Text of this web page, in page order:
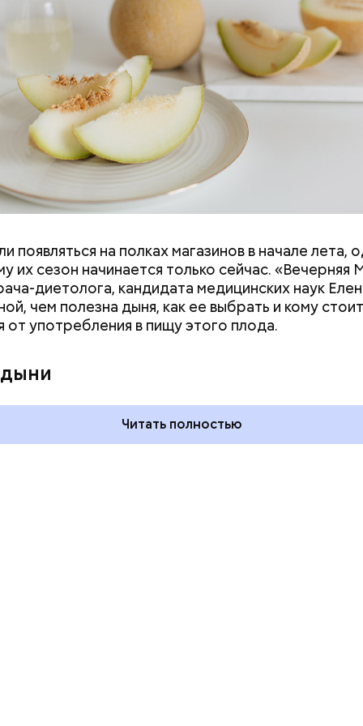
день
какие
в России
отмечают в России и мире 5
августа
появляться на полках магазинов в начале лета,
их сезон начинается только сейчас. «Вечерняя
диетолога, кандидата медицинских наук
чем полезна дыня, как ее выбрать и кому стоит
от употребления в пищу этого плода.
Читать полностью